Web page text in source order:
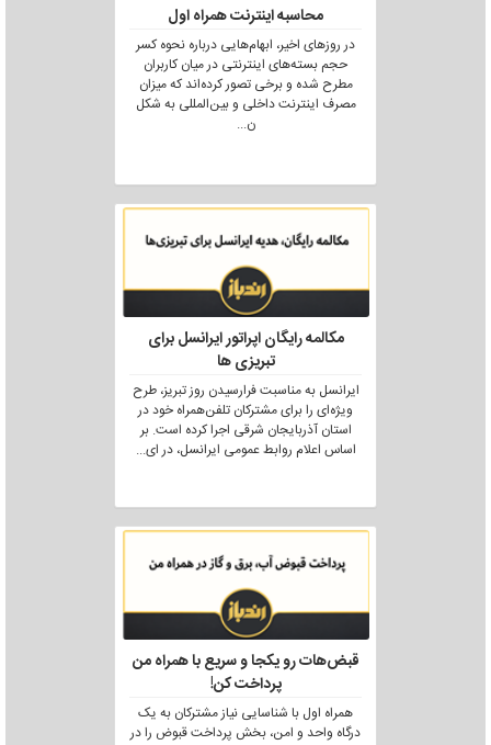
محاسبه اینترنت همراه اول
در روزهای اخیر، ابهام‌هایی درباره نحوه کسر
حجم بسته‌های اینترنتی در میان کاربران
مطرح شده و برخی تصور کرده‌اند که میزان
مصرف اینترنت داخلی و بین‌المللی به شکل
ن...
مکالمه رایگان اپراتور ایرانسل برای
تبریزی ها
ایرانسل به مناسبت فرارسیدن روز تبریز، طرح
ویژه‌ای را برای مشترکان تلفن‌همراه خود در
استان آذربایجان شرقی اجرا کرده است. بر
اساس اعلام روابط عمومی ایرانسل، در ای...
قبض‌هات رو یکجا و سریع با همراه من
پرداخت کن!
همراه اول با شناسایی نیاز مشترکان به یک
درگاه واحد و امن، بخش پرداخت قبوض را در